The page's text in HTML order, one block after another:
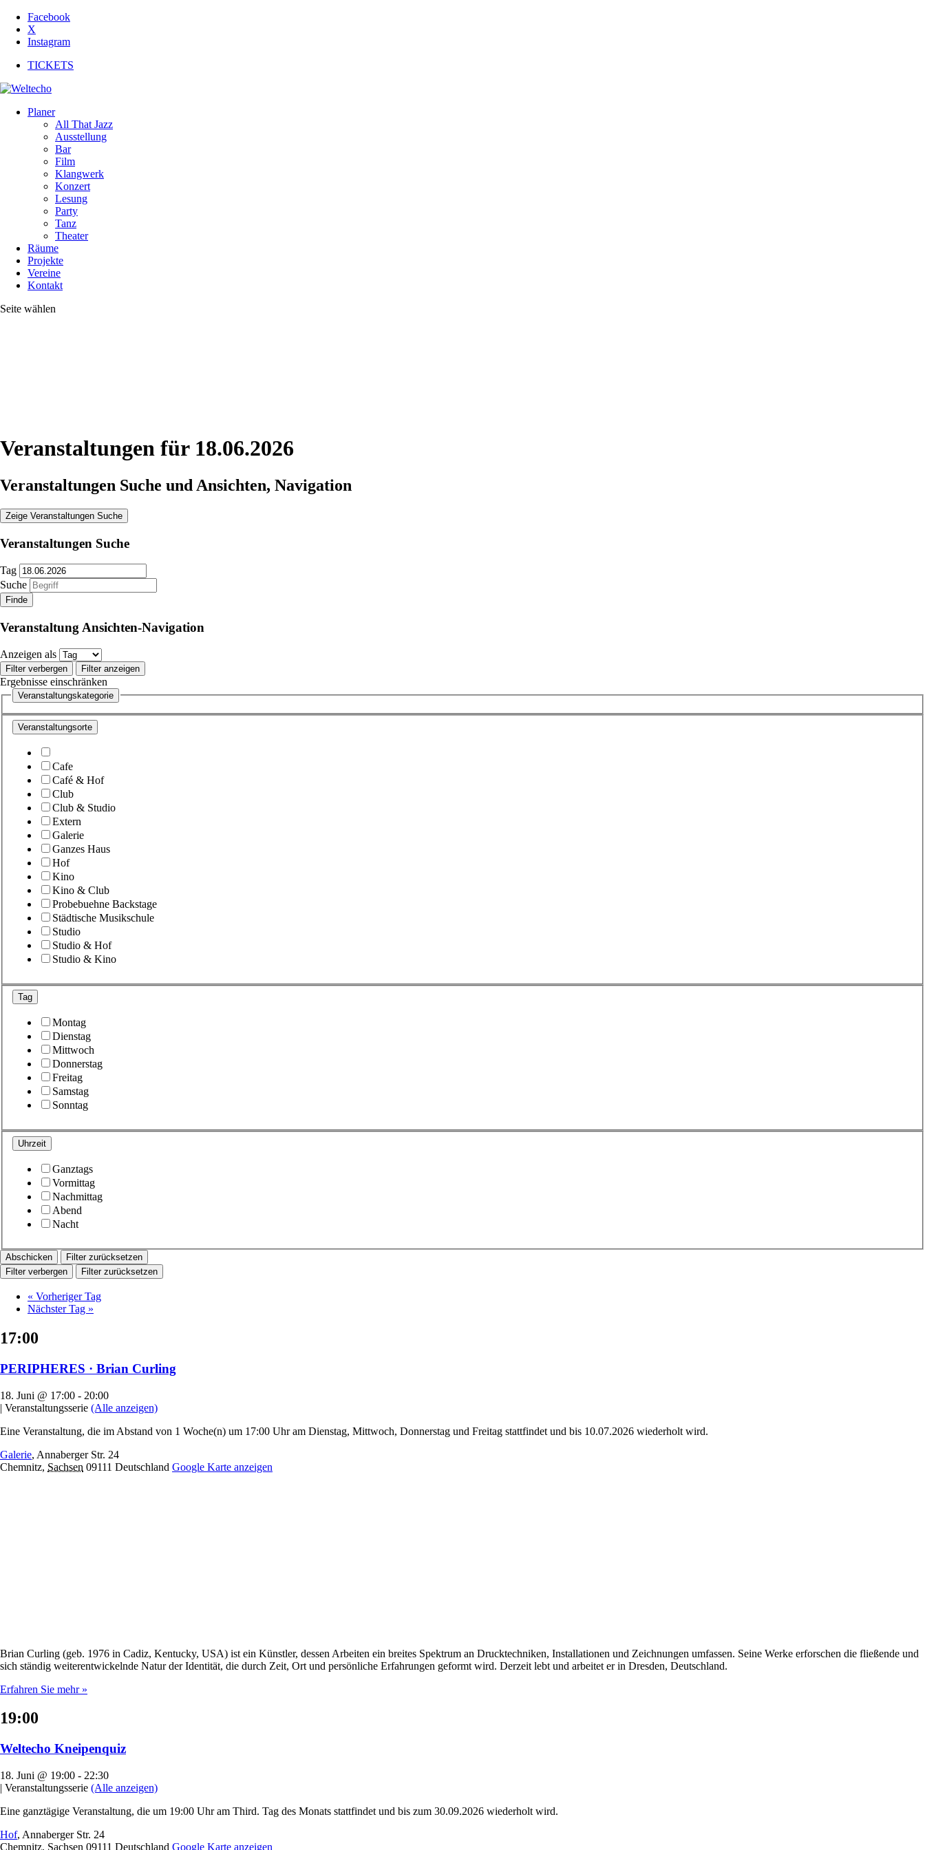
Facebook
X
Instagram
TICKETS
Planer
All That Jazz
Ausstellung
Bar
Film
Klangwerk
Konzert
Lesung
Party
Tanz
Theater
Räume
Projekte
Vereine
Kontakt
Seite wählen
Veranstaltungen für 18.06.2026
Veranstaltungen Suche und Ansichten, Navigation
Zeige Veranstaltungen Suche
Veranstaltungen Suche
Tag
Suche
Veranstaltung Ansichten-Navigation
Anzeigen als
Filter verbergen Filter anzeigen
Ergebnisse einschränken
Veranstaltungskategorie
Veranstaltungsorte
Cafe
Café & Hof
Club
Club & Studio
Extern
Galerie
Ganzes Haus
Hof
Kino
Kino & Club
Probebuehne Backstage
Städtische Musikschule
Studio
Studio & Hof
Studio & Kino
Tag
Montag
Dienstag
Mittwoch
Donnerstag
Freitag
Samstag
Sonntag
Uhrzeit
Ganztags
Vormittag
Nachmittag
Abend
Nacht
Filter zurücksetzen
Filter verbergen
Filter zurücksetzen
« Vorheriger Tag
Nächster Tag »
17:00
PERIPHERES · Brian Curling
18. Juni @ 17:00 - 20:00
| Veranstaltungsserie (Alle anzeigen)
Eine Veranstaltung, die im Abstand von 1 Woche(n) um 17:00 Uhr am Dienstag, Mittwoch, Donnerstag und Freitag stattfindet und bis 10.07.2026 wiederholt wird.
Galerie, Annaberger Str. 24
Chemnitz, Sachsen 09111 Deutschland Google Karte anzeigen
Brian Curling (geb. 1976 in Cadiz, Kentucky, USA) ist ein Künstler, dessen Arbeiten ein breites Spektrum an Drucktechniken, Installationen und Zeichnungen umfassen. Seine Werke erforschen die fließende und
sich ständig weiterentwickelnde Natur der Identität, die durch Zeit, Ort und persönliche Erfahrungen geformt wird. Derzeit lebt und arbeitet er in Dresden, Deutschland.
Erfahren Sie mehr »
19:00
Weltecho Kneipenquiz
18. Juni @ 19:00 - 22:30
| Veranstaltungsserie (Alle anzeigen)
Eine ganztägige Veranstaltung, die um 19:00 Uhr am Third. Tag des Monats stattfindet und bis zum 30.09.2026 wiederholt wird.
Hof, Annaberger Str. 24
Chemnitz, Sachsen 09111 Deutschland Google Karte anzeigen